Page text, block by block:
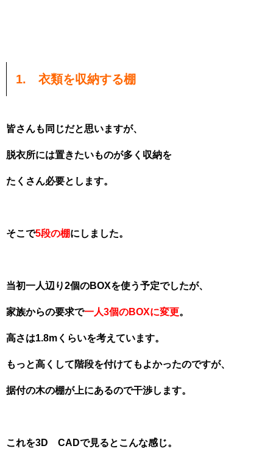
1. 衣類を収納する棚
皆さんも同じだと思いますが、
脱衣所には置きたいものが多く収納を
たくさん必要とします。
そこで5段の棚にしました。
当初一人辺り2個のBOXを使う予定でしたが、
家族からの要求で一人3個のBOXに変更。
高さは1.8mくらいを考えています。
もっと高くして階段を付けてもよかったのですが、
据付の木の棚が上にあるので干渉します。
これを3D CADで見るとこんな感じ。